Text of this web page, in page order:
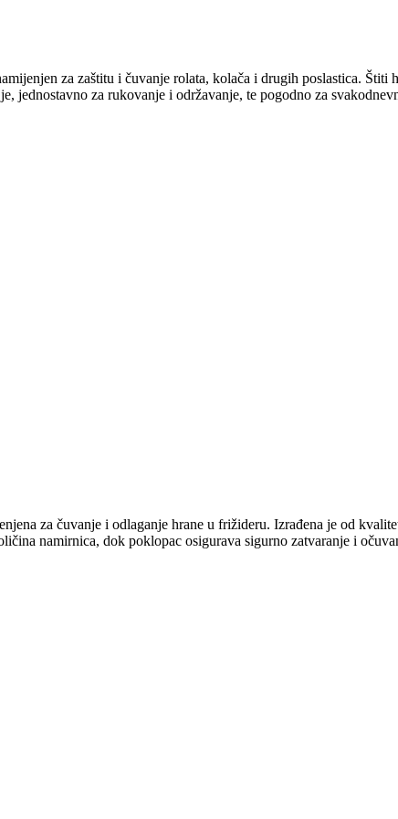
za zaštitu i čuvanje rolata, kolača i drugih poslastica. Štiti
jednostavno za rukovanje i održavanje, te pogodno za
za čuvanje i odlaganje hrane u frižideru. Izrađena je od
namirnica, dok poklopac osigurava sigurno zatvaranje i